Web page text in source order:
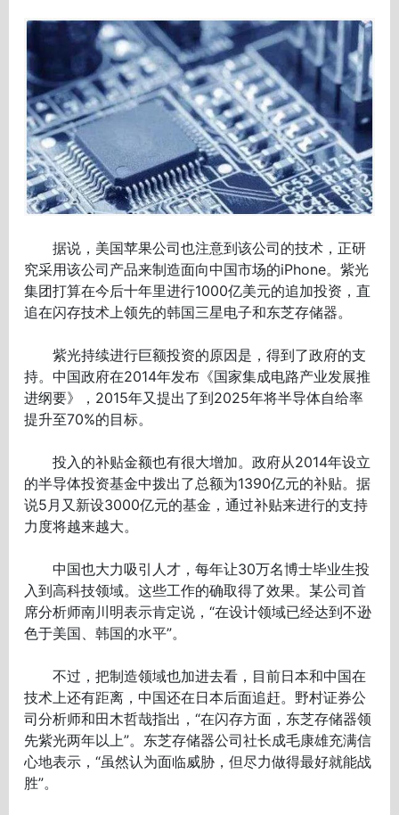
据说，美国苹果公司也注意到该公司的技术，正研
究采用该公司产品来制造面向中国市场的iPhone。紫光
集团打算在今后十年里进行1000亿美元的追加投资，直
追在闪存技术上领先的韩国三星电子和东芝存储器。
紫光持续进行巨额投资的原因是，得到了政府的支
持。中国政府在2014年发布《国家集成电路产业发展推
进纲要》，2015年又提出了到2025年将半导体自给率
提升至70%的目标。
投入的补贴金额也有很大增加。政府从2014年设立
的半导体投资基金中拨出了总额为1390亿元的补贴。据
说5月又新设3000亿元的基金，通过补贴来进行的支持
力度将越来越大。
中国也大力吸引人才，每年让30万名博士毕业生投
入到高科技领域。这些工作的确取得了效果。某公司首
席分析师南川明表示肯定说，“在设计领域已经达到不逊
色于美国、韩国的水平”。
不过，把制造领域也加进去看，目前日本和中国在
技术上还有距离，中国还在日本后面追赶。野村证券公
司分析师和田木哲哉指出，“在闪存方面，东芝存储器领
先紫光两年以上”。东芝存储器公司社长成毛康雄充满信
心地表示，“虽然认为面临威胁，但尽力做得最好就能战
胜”。